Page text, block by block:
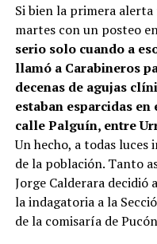
Si bien la primera
martes con un posteo
serio solo cuando a
llamó a Carabineros
decenas de agujas
estaban esparcidas
calle Palguín, entre
Un hecho, a todas
de la población. Tanto
Jorge Calderara decidió
la indagatoria a la
de la comisaría de